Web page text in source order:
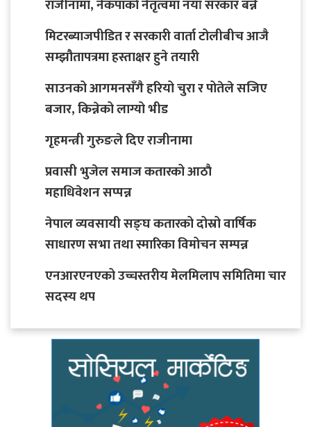
राजीनामा, नेकपाको नेतृत्वमा नयाँ सरकार बन्ने
मिटरब्याजपीडित र सरकारी वार्ता टोलीबीच आजै
सम्झौतापत्रमा हस्ताक्षर हुने तयारी
साउनको आगमनसँगै हरियो चुरा र पोतेले सजिए
बजार, किन्नेको लाग्यो भीड
गृहमन्त्री गुरुङले दिए राजीनामा
प्रवासी भुजेल समाज कतारको आठाै
महाधिवेशन सप्पन्न
नेपाल व्यवसायी सङ्घ कतारको दोस्रो वार्षिक
साधारण सभा तथा स्मारिका विमोचन सम्पन्न
एनआरएनएको उच्चस्तरीय मेलमिलाप समितिमा चार
सदस्य थप